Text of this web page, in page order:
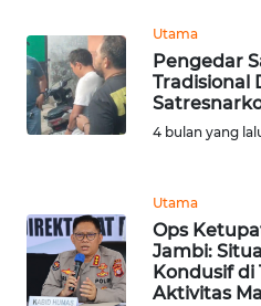
Utama
Pengedar
Tradisional
4 bulan yang
Utama
Ops
Jambi:
Kondusif
Aktivitas
WN
SUMSEL
WN
LAMPUNG